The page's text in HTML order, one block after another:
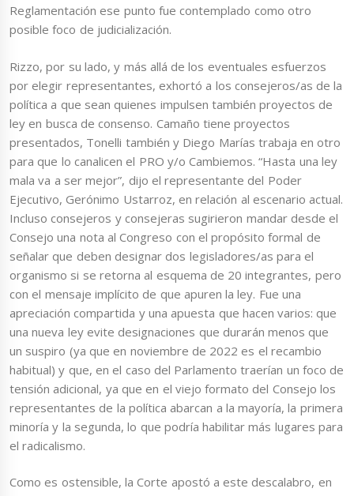
Reglamentación ese punto fue contemplado como otro
posible foco de judicialización.
Rizzo, por su lado, y más allá de los eventuales esfuerzos
por elegir representantes, exhortó a los consejeros/as de la
política a que sean quienes impulsen también proyectos de
ley en busca de consenso. Camaño tiene proyectos
presentados, Tonelli también y Diego Marías trabaja en otro
para que lo canalicen el PRO y/o Cambiemos. “Hasta una ley
mala va a ser mejor”, dijo el representante del Poder
Ejecutivo, Gerónimo Ustarroz, en relación al escenario actual.
Incluso consejeros y consejeras sugirieron mandar desde el
Consejo una nota al Congreso con el propósito formal de
señalar que deben designar dos legisladores/as para el
organismo si se retorna al esquema de 20 integrantes, pero
con el mensaje implícito de que apuren la ley. Fue una
apreciación compartida y una apuesta que hacen varios: que
una nueva ley evite designaciones que durarán menos que
un suspiro (ya que en noviembre de 2022 es el recambio
habitual) y que, en el caso del Parlamento traerían un foco de
tensión adicional, ya que en el viejo formato del Consejo los
representantes de la política abarcan a la mayoría, la primera
minoría y la segunda, lo que podría habilitar más lugares para
el radicalismo.
Como es ostensible, la Corte apostó a este descalabro, en